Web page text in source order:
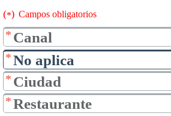
(*) Campos obligatorios
*
*
*
*